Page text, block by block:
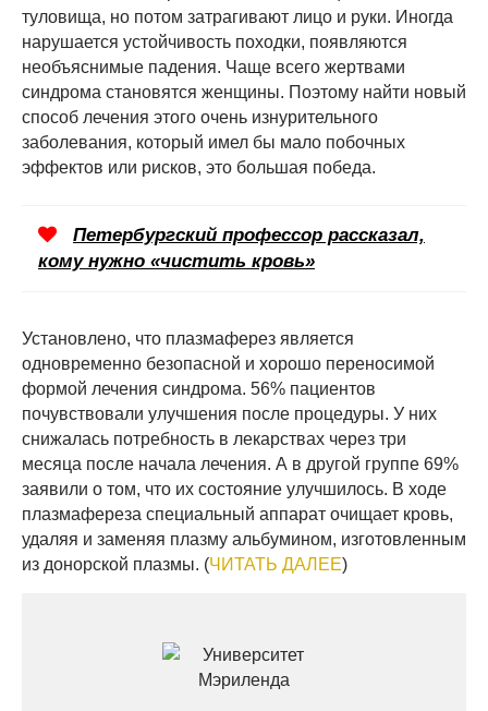
туловища, но потом затрагивают лицо и руки. Иногда
нарушается устойчивость походки, появляются
необъяснимые падения. Чаще всего жертвами
синдрома становятся женщины. Поэтому найти новый
способ лечения этого очень изнурительного
заболевания, который имел бы мало побочных
эффектов или рисков, это большая победа.
Петербургский профессор рассказал,
кому нужно «чистить кровь»
Установлено, что плазмаферез является
одновременно безопасной и хорошо переносимой
формой лечения синдрома. 56% пациентов
почувствовали улучшения после процедуры. У них
снижалась потребность в лекарствах через три
месяца после начала лечения. А в другой группе 69%
заявили о том, что их состояние улучшилось. В ходе
плазмафереза специальный аппарат очищает кровь,
удаляя и заменяя плазму альбумином, изготовленным
из донорской плазмы. (ЧИТАТЬ ДАЛЕЕ)